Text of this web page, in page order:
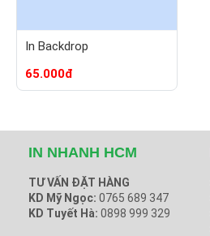
In Backdrop
65.000đ
IN NHANH HCM
TƯ VẤN ĐẶT HÀNG
KD Mỹ Ngọc: 0765 689 347
KD Tuyết Hà: 0898 999 329